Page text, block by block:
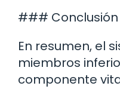
### Conclusión
En resumen, el
miembros
componente